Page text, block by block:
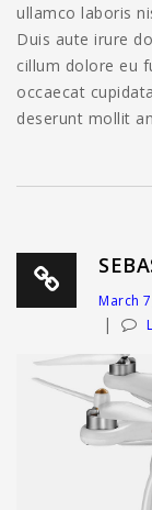
ullamco laboris
Duis aute irure
cillum dolore eu
occaecat
deserunt mollit
March